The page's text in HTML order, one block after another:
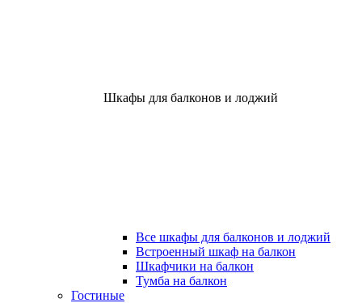
Шкафы для балконов и лоджий
Все шкафы для балконов и лоджий
Встроенный шкаф на балкон
Шкафчики на балкон
Тумба на балкон
Гостиные